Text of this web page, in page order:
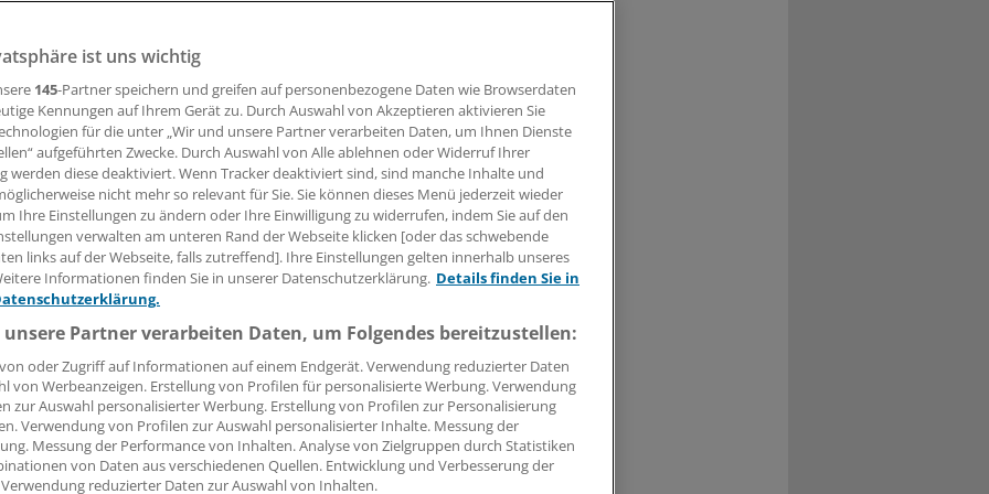
März 2016 findet in der Rheingoldhalle in Mainz das 11. DDG-
Seminar statt.
Leserin, lieber Leser,
Beitrag können Sie lesen, sobald Sie sich eingeloggt haben.
Jetzt anmelden »
Kostenlos registrieren »
vergessen?
Problem beim Login?
ist mit wenigen Klicks erledigt und kostenlos.
des kostenlosen Login:
Analysen, Hintergründe und Infografiken
Interviews und Praxis-Tipps
auf allemedizinischen Berichte und Kommentare
ist uns wichtig
145-Partner speichern und greifen auf personenbezogene Daten wie Browserdaten
Kennungen auf Ihrem Gerät zu. Durch Auswahl von Akzeptieren aktivieren Sie
für die unter „Wir und unsere Partner verarbeiten Daten, um Ihnen Dienste
aufgeführten Zwecke. Durch Auswahl von Alle ablehnen oder Widerruf Ihrer
werden diese deaktiviert. Wenn Tracker deaktiviert sind, sind manche Inhalte und
nicht mehr so relevant für Sie. Sie können dieses Menü jederzeit wieder
Ihre Einstellungen zu ändern oder Ihre Einwilligung zu widerrufen, indem Sie auf den
verwalten am unteren Rand der Webseite klicken [oder das schwebende
links auf der Webseite, falls zutreffend]. Ihre Einstellungen gelten innerhalb unseres
Informationen finden Sie in unserer Datenschutzerklärung. Details finden Sie in
Partner verarbeiten Daten, um Folgendes bereitzustellen:
oder Zugriff auf Informationen auf einem Endgerät. Verwendung reduzierter Daten
von Werbeanzeigen. Erstellung von Profilen für personalisierte Werbung. Verwendung
zur Auswahl personalisierter Werbung. Erstellung von Profilen zur Personalisierung
Verwendung von Profilen zur Auswahl personalisierter Inhalte. Messung der
Messung der Performance von Inhalten. Analyse von Zielgruppen durch Statistiken
von Daten aus verschiedenen Quellen. Entwicklung und Verbesserung der
reduzierter Daten zur Auswahl von Inhalten.